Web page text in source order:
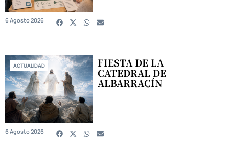
6 Agosto 2026
ACTUALIDAD FIESTA DE LA
CATEDRAL DE
ALBARRACÍN
6 Agosto 2026